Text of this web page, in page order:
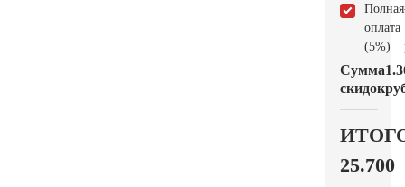
Полная
оплата
(5%)
Сумма
скидок
25.700